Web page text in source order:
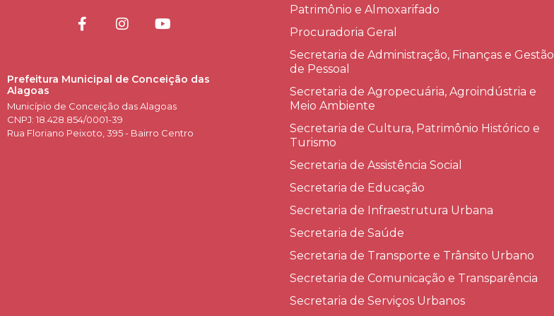
Prefeitura Municipal de Conceição das
Alagoas
Município de Conceição das Alagoas
CNPJ: 18.428.854/0001-39
Rua Floriano Peixoto, 395 - Bairro Centro
Patrimônio e Almoxarifado
Procuradoria Geral
Secretaria de Administração, Finanças e Gestão
de Pessoal
Secretaria de Agropecuária, Agroindústria e
Meio Ambiente
Secretaria de Cultura, Patrimônio Histórico e
Turismo
Secretaria de Assistência Social
Secretaria de Educação
Secretaria de Infraestrutura Urbana
Secretaria de Saúde
Secretaria de Transporte e Trânsito Urbano
Secretaria de Comunicação e Transparência
Secretaria de Serviços Urbanos